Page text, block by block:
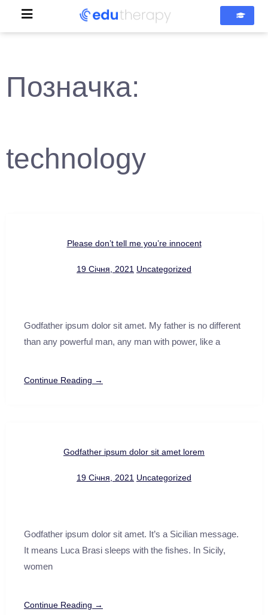
Позначка:
technology
Please don’t tell me you’re innocent
19 Січня, 2021 Uncategorized
Godfather ipsum dolor sit amet. My father is no different
than any powerful man, any man with power, like a
Continue Reading →
Godfather ipsum dolor sit amet lorem
19 Січня, 2021 Uncategorized
Godfather ipsum dolor sit amet. It’s a Sicilian message.
It means Luca Brasi sleeps with the fishes. In Sicily,
women
Continue Reading →